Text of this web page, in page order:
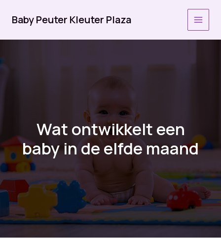
naar
inhoud
Baby Peuter Kleuter Plaza
Wat ontwikkelt een
baby in de elfde maand